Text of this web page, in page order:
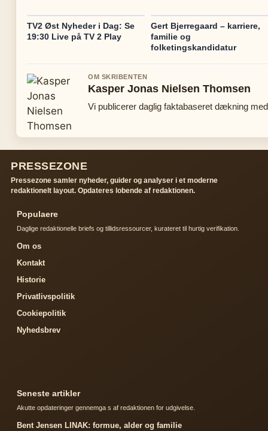
TV2 Øst Nyheder i Dag: Se
19:30 Live på TV 2 Play
Gert Bjerregaard – karriere,
familie og
folketingskandidatur
OM SKRIBENTEN
Kasper Jonas Nielsen Thomsen
Vi publicerer daglig faktabaseret dækning
PRESSEZONE
Pressezone samler nyheder, guider og analyser i et moderne
redaktionelt layout. Opdateres lobende af redaktionen.
Populaere
Daglige redaktionelle briefs og tillidsressourcer, kurateret til hurtig verifikation.
Om os
Kontakt
Historie
Privatlivspolitik
Cookiepolitik
Nyhedsbrev
Seneste artikler
Akutte opdateringer gennemga s af redaktionen for udgivelse.
Bent Jensen LINAK: formue, alder og familie